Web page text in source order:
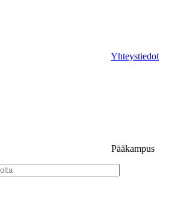
Yhteystiedot
Pääkampus